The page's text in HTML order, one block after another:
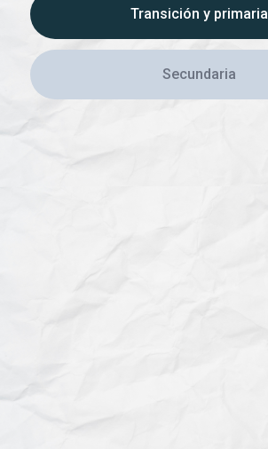
Transición y primaria
Secundaria